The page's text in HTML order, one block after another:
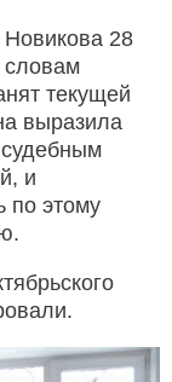
28
словам
текущей
выразила
судебным
и
по этому